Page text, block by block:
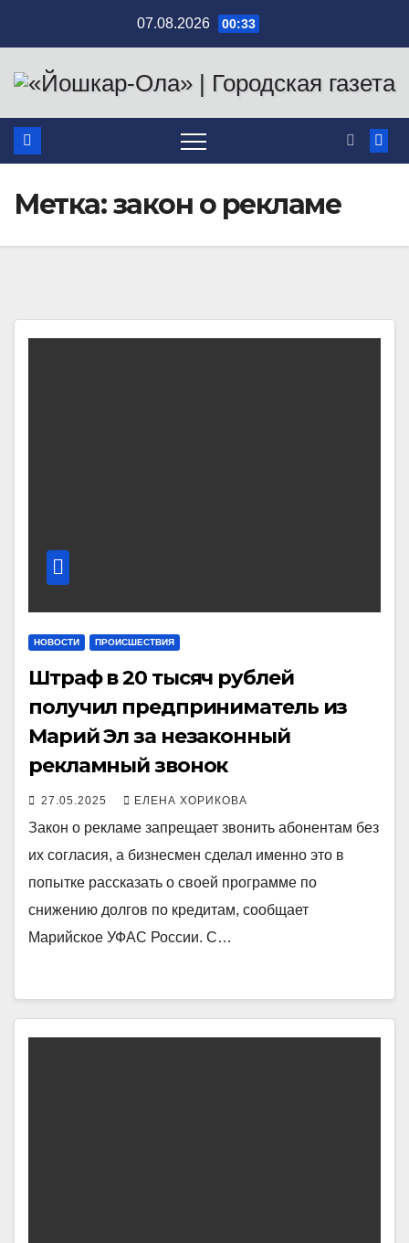
содержимому
07.08.2026 00:33
Метка:закон о рекламе
НОВОСТИ ПРОИСШЕСТВИЯ
Штраф в 20 тысяч рублей
получил предприниматель из
Марий Эл за незаконный
рекламный звонок
27.05.2025 ЕЛЕНА ХОРИКОВА
Закон о рекламе запрещает звонить абонентам без
их согласия, а бизнесмен сделал именно это в
попытке рассказать о своей программе по
снижению долгов по кредитам, сообщает
Марийское УФАС России. С…